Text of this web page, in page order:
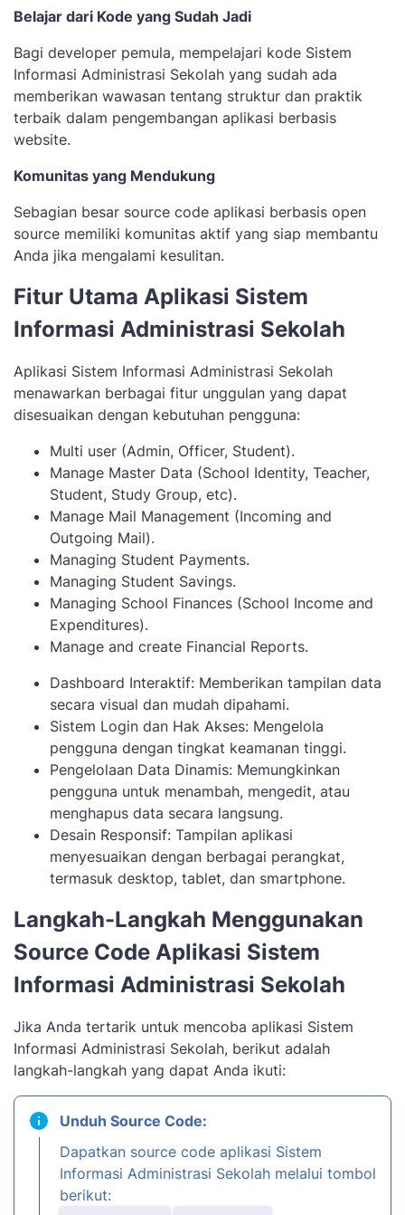
Belajar dari Kode yang Sudah Jadi
Bagi developer pemula, mempelajari kode Sistem
Informasi Administrasi Sekolah yang sudah ada
memberikan wawasan tentang struktur dan praktik
terbaik dalam pengembangan aplikasi berbasis
website.
Komunitas yang Mendukung
Sebagian besar source code aplikasi berbasis open
source memiliki komunitas aktif yang siap membantu
Anda jika mengalami kesulitan.
Fitur Utama Aplikasi Sistem
Informasi Administrasi Sekolah
Aplikasi Sistem Informasi Administrasi Sekolah
menawarkan berbagai fitur unggulan yang dapat
disesuaikan dengan kebutuhan pengguna:
Multi user (Admin, Officer, Student).
Manage Master Data (School Identity, Teacher,
Student, Study Group, etc).
Manage Mail Management (Incoming and
Outgoing Mail).
Managing Student Payments.
Managing Student Savings.
Managing School Finances (School Income and
Expenditures).
Manage and create Financial Reports.
Dashboard Interaktif: Memberikan tampilan data
secara visual dan mudah dipahami.
Sistem Login dan Hak Akses: Mengelola
pengguna dengan tingkat keamanan tinggi.
Pengelolaan Data Dinamis: Memungkinkan
pengguna untuk menambah, mengedit, atau
menghapus data secara langsung.
Desain Responsif: Tampilan aplikasi
menyesuaikan dengan berbagai perangkat,
termasuk desktop, tablet, dan smartphone.
Langkah-Langkah Menggunakan
Source Code Aplikasi Sistem
Informasi Administrasi Sekolah
Jika Anda tertarik untuk mencoba aplikasi Sistem
Informasi Administrasi Sekolah, berikut adalah
langkah-langkah yang dapat Anda ikuti:
Unduh Source Code:
Dapatkan source code aplikasi Sistem
Informasi Administrasi Sekolah melalui tombol
berikut: